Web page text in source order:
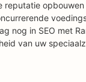
reputatie
nog in SEO met
van uw